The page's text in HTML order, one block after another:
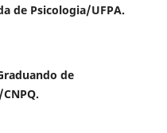
de Psicologia/UFPA.
de